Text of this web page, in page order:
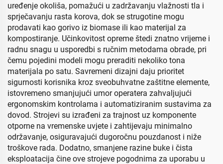
uređenje okoliša, pomažući u zadržavanju vlažnosti tla i
sprječavanju rasta korova, dok se strugotine mogu
prodavati kao gorivo iz biomase ili kao materijal za
kompostiranje. Učinkovitost opreme štedi znatno vrijeme i
radnu snagu u usporedbi s ručnim metodama obrade, pri
čemu pojedini modeli mogu preraditi nekoliko tona
materijala po satu. Savremeni dizajni daju prioritet
sigurnosti korisnika kroz sveobuhvatne zaštitne elemente,
istovremeno smanjujući umor operatera zahvaljujući
ergonomskim kontrolama i automatiziranim sustavima za
dovod. Strojevi su izrađeni za trajnost uz komponente
otporne na vremenske uvjete i zahtijevaju minimalno
održavanje, osiguravajući dugoročnu pouzdanost i niže
troškove rada. Dodatno, smanjene razine buke i čista
eksploatacija čine ove strojeve pogodnima za uporabu u